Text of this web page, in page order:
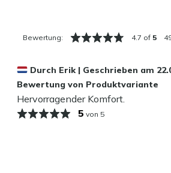
Bewertung: 4.7 of 5
Durch Erik | Geschrieben am
Bewertung von Produktvariante
Hervorragender Komfort.
5 von 5